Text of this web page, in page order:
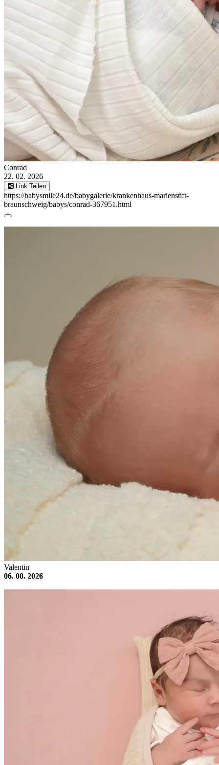
Conrad
22. 02. 2026
Link Teilen
https://babysmile24.de/babygalerie/krankenhaus-marienstift-
braunschweig/babys/conrad-367951.html
Valentin
06. 08. 2026